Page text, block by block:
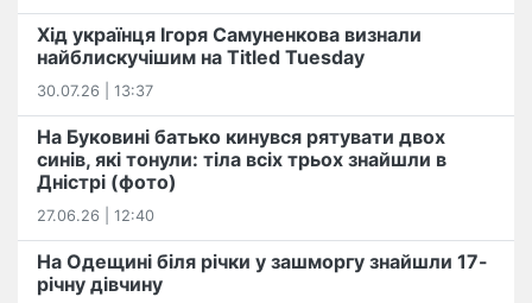
Хід українця Ігоря Самуненкова визнали
найблискучішим на Titled Tuesday
30.07.26 | 13:37
На Буковині батько кинувся рятувати двох
синів, які тонули: тіла всіх трьох знайшли в
Дністрі (фото)
27.06.26 | 12:40
На Одещині біля річки у зашморгу знайшли 17-
річну дівчину